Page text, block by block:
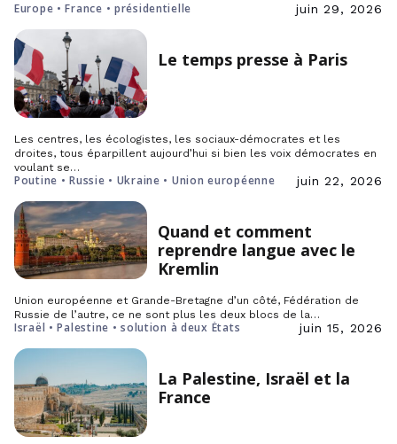
Europe • France • présidentielle juin 29, 2026
Le temps presse à Paris
Les centres, les écologistes, les sociaux-démocrates et les
droites, tous éparpillent aujourd’hui si bien les voix démocrates en
voulant se…
Poutine • Russie • Ukraine • Union européenne juin 22, 2026
Quand et comment
reprendre langue avec le
Kremlin
Union européenne et Grande-Bretagne d’un côté, Fédération de
Russie de l’autre, ce ne sont plus les deux blocs de la…
Israël • Palestine • solution à deux États juin 15, 2026
La Palestine, Israël et la
France